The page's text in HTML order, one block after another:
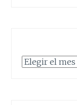
Archivos